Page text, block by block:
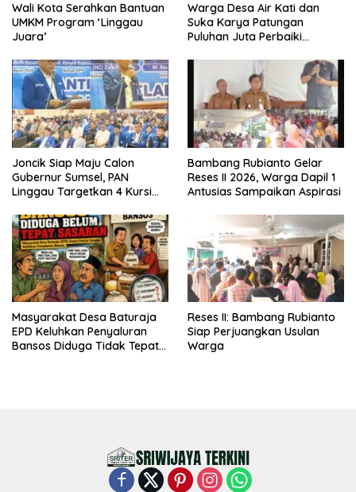
Wali Kota Serahkan Bantuan
UMKM Program ‘Linggau
Juara’
Warga Desa Air Kati dan
Suka Karya Patungan
Puluhan Juta Perbaiki
Joncik Siap Maju Calon
Gubernur Sumsel, PAN
Linggau Targetkan 4 Kursi
Bambang Rubianto Gelar
Reses II 2026, Warga Dapil 1
Antusias Sampaikan Aspirasi
Masyarakat Desa Baturaja
EPD Keluhkan Penyaluran
Bansos Diduga Tidak Tepat
Reses II: Bambang Rubianto
Siap Perjuangkan Usulan
Warga